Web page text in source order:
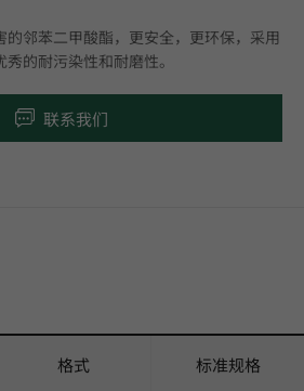
的邻苯二甲酸酯，更安全，更环保，采用
的耐污染性和耐磨性。
联系我们
格式 标准规格